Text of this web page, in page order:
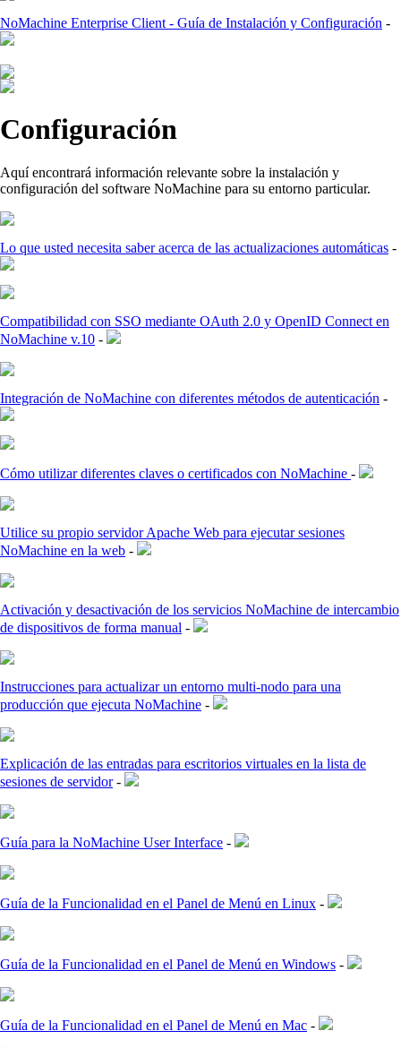
NoMachine Enterprise Client - Guía de Instalación y Configuración -
Configuración
Aquí encontrará información relevante sobre la instalación y
configuración del software NoMachine para su entorno particular.
Lo que usted necesita saber acerca de las actualizaciones automáticas -
Compatibilidad con SSO mediante OAuth 2.0 y OpenID Connect en
NoMachine v.10 -
Integración de NoMachine con diferentes métodos de autenticación -
Cómo utilizar diferentes claves o certificados con NoMachine -
Utilice su propio servidor Apache Web para ejecutar sesiones
NoMachine en la web -
Activación y desactivación de los servicios NoMachine de intercambio
de dispositivos de forma manual -
Instrucciones para actualizar un entorno multi-nodo para una
producción que ejecuta NoMachine -
Explicación de las entradas para escritorios virtuales en la lista de
sesiones de servidor-
Guía para la NoMachine User Interface -
Guía de la Funcionalidad en el Panel de Menú en Linux -
Guía de la Funcionalidad en el Panel de Menú en Windows -
Guía de la Funcionalidad en el Panel de Menú en Mac -